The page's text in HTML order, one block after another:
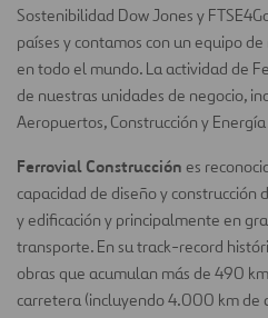
Sostenibilidad Dow Jones y
países y contamos con un equipo
en todo el mundo. La actividad de
de nuestras unidades de negocio,
Aeropuertos, Construcción y
Ferrovial Construcción es
capacidad de diseño y construcción
y edificación y principalmente en
transporte. En su track-record
obras que acumulan más de 490
carretera (incluyendo 4.000 km de